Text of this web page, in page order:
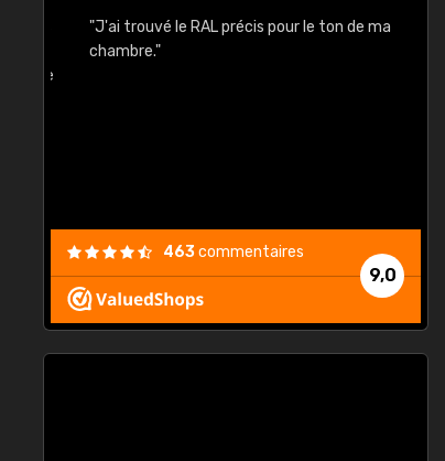
"J'ai trouvé le RAL précis pour le ton de ma
chambre."
9,0
463commentaires